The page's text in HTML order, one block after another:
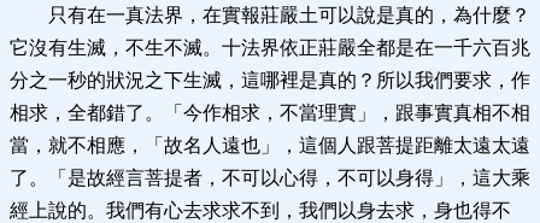
只有在一真法界，在實報莊嚴土可以說是真的，為什麼？
它沒有生滅，不生不滅。十法界依正莊嚴全都是在一千六百兆
分之一秒的狀況之下生滅，這哪裡是真的？所以我們要求，作
相求，全都錯了。「今作相求，不當理實」，跟事實真相不相
當，就不相應，「故名人遠也」，這個人跟菩提距離太遠太遠
了。「是故經言菩提者，不可以心得，不可以身得」，這大乘
經上說的。我們有心去求求不到，我們以身去求，身也得不